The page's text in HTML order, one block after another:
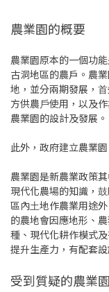
農業園的概要
農業園原本的一個功
古洞地區的農戶。農
地，並分兩期發展，
⽅供農⼾使⽤，以及
農業園的設計及發展。
此外，政府建立農業
農業園是新農業政策
現代化農場的知識，
區內⼟地作農業⽤途
的農地會因應地形、
種、現代化耕作模式
提升生產力，有配套
受到質疑的農業園